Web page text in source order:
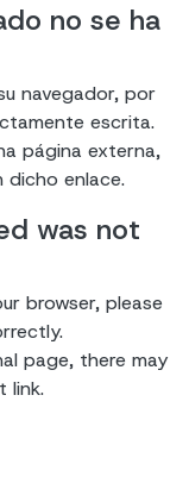
no se ha
navegador, por
escrita.
página externa,
dicho enlace.
was not
browser, please
page, there may
link.